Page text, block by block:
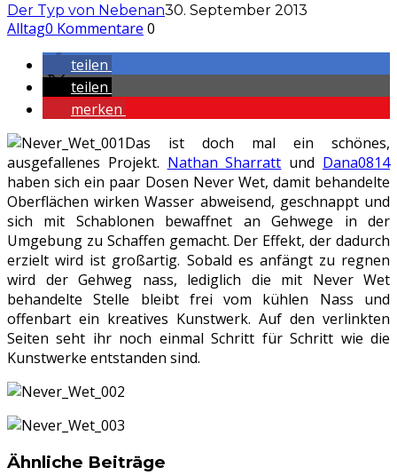
Der Typ von Nebenan30. September 2013
Alltag0 Kommentare 0
teilen
teilen
merken
Das ist doch mal ein schönes,
ausgefallenes Projekt. Nathan Sharratt und Dana0814
haben sich ein paar Dosen Never Wet, damit behandelte
Oberflächen wirken Wasser abweisend, geschnappt und
sich mit Schablonen bewaffnet an Gehwege in der
Umgebung zu Schaffen gemacht. Der Effekt, der dadurch
erzielt wird ist großartig. Sobald es anfängt zu regnen
wird der Gehweg nass, lediglich die mit Never Wet
behandelte Stelle bleibt frei vom kühlen Nass und
offenbart ein kreatives Kunstwerk. Auf den verlinkten
Seiten seht ihr noch einmal Schritt für Schritt wie die
Kunstwerke entstanden sind.
Ähnliche Beiträge